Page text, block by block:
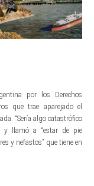
por los Derechos
que trae aparejado el
“Sería algo catastrófico
y llamó a “estar de pie
y nefastos” que tiene en